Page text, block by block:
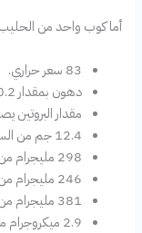
أما كوب واحد من
83 سعر حراري.
دهون بمقدار 0.2 جم.
مقدار البروتين يصل
12.4 جم من السكر.
298 مليجرام من الكالسيوم.
246 مليجرام من الفوسفور.
381 مليجرام من البوتاسيوم.
2.9 ميكروجرام من فيتامين د.